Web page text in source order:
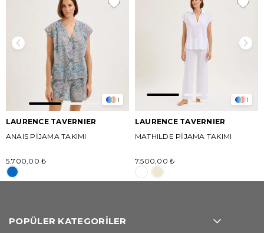
1
LAURENCE TAVERNIER
ANAIS PİJAMA TAKIMI
5.700,00 ₺
1
LAURENCE TAVERNIER
MATHILDE PİJAMA TAKIMI
7.500,00 ₺
POPÜLER KATEGORİLER